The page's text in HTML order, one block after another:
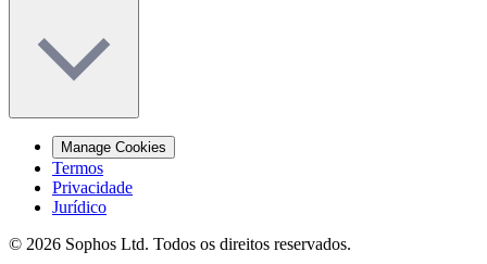
Manage Cookies
Termos
Privacidade
Jurídico
© 2026 Sophos Ltd. Todos os direitos reservados.